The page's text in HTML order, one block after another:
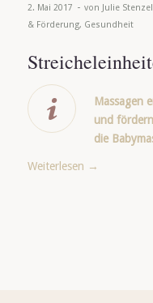
2. Mai 2017 - von Julie Stenzel
& Förderung, Gesundheit
Massagen
und
die
Weiterlesen →